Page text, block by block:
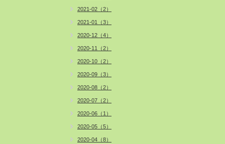
2021-02（2）
2021-01（3）
2020-12（4）
2020-11（2）
2020-10（2）
2020-09（3）
2020-08（2）
2020-07（2）
2020-06（1）
2020-05（5）
2020-04（8）